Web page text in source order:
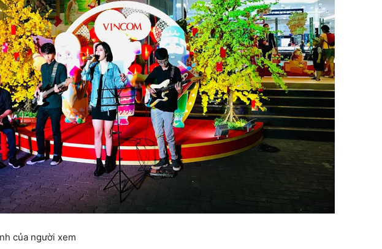
của người xem